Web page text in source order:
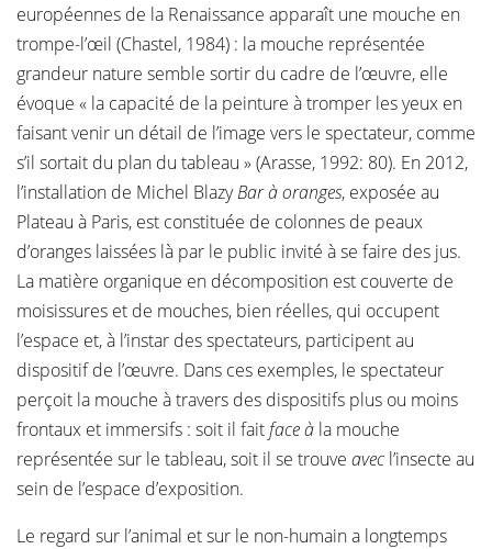
européennes de la Renaissance apparaît une mouche en
trompe-l’œil (Chastel, 1984) : la mouche représentée
grandeur nature semble sortir du cadre de l’œuvre, elle
évoque « la capacité de la peinture à tromper les yeux en
faisant venir un détail de l’image vers le spectateur, comme
s’il sortait du plan du tableau » (Arasse, 1992: 80). En 2012,
l’installation de Michel BlazyBar à oranges, exposée au
Plateau à Paris, est constituée de colonnes de peaux
d’oranges laissées là par le public invité à se faire des jus.
La matière organique en décomposition est couverte de
moisissures et de mouches, bien réelles, qui occupent
l’espace et, à l’instar des spectateurs, participent au
dispositif de l’œuvre. Dans ces exemples, le spectateur
perçoit la mouche à travers des dispositifs plus ou moins
frontaux et immersifs : soit il fait face à la mouche
représentée sur le tableau, soit il se trouve avec l’insecte au
sein de l’espace d’exposition.
Le regard sur l’animal et sur le non-humain a longtemps